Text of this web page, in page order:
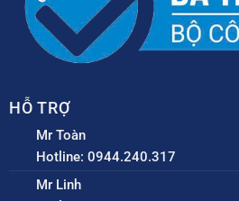
HỖ TRỢ
Mr Toàn
Hotline: 0944.240.317
Mr Linh